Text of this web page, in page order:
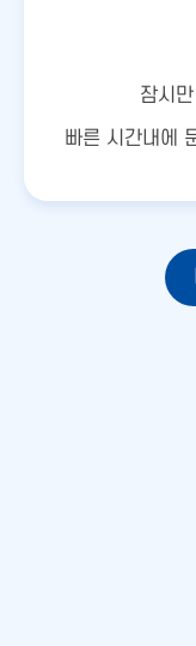
잠시
빠른 시간내에